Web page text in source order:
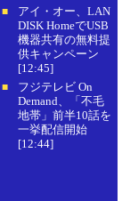
■
アイ・オー、LAN
DISK HomeでUSB
機器共有の無料提
供キャンペーン
[12:45]
■
フジテレビ On
Demand、「不毛
地帯」前半10話を
一挙配信開始
[12:44]